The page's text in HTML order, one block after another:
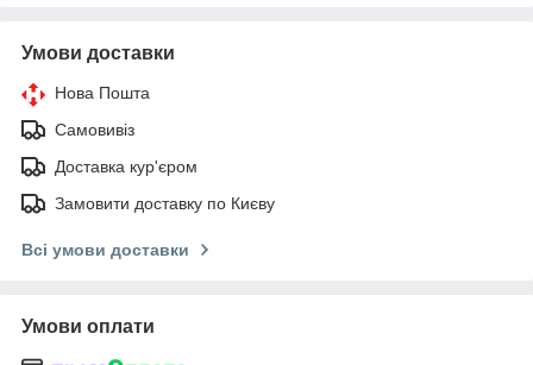
Умови доставки
Нова Пошта
Самовивіз
Доставка кур'єром
Замовити доставку по Києву
Всі умови доставки
Умови оплати